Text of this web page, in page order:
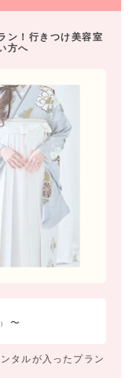
ン！行きつけ美容室
方へ
〜
タルが入ったプラン